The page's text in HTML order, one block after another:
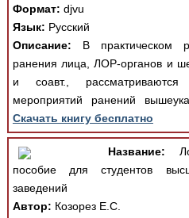
Формат: djvu
Язык: Русский
Описание: В практическом
ранения лица, ЛОР-органов и
и соавт., рассматриваются
мероприятий ранений
Скачать книгу бесплатно
Название:
пособие для студентов
заведений
Автор: Козорез Е.С.